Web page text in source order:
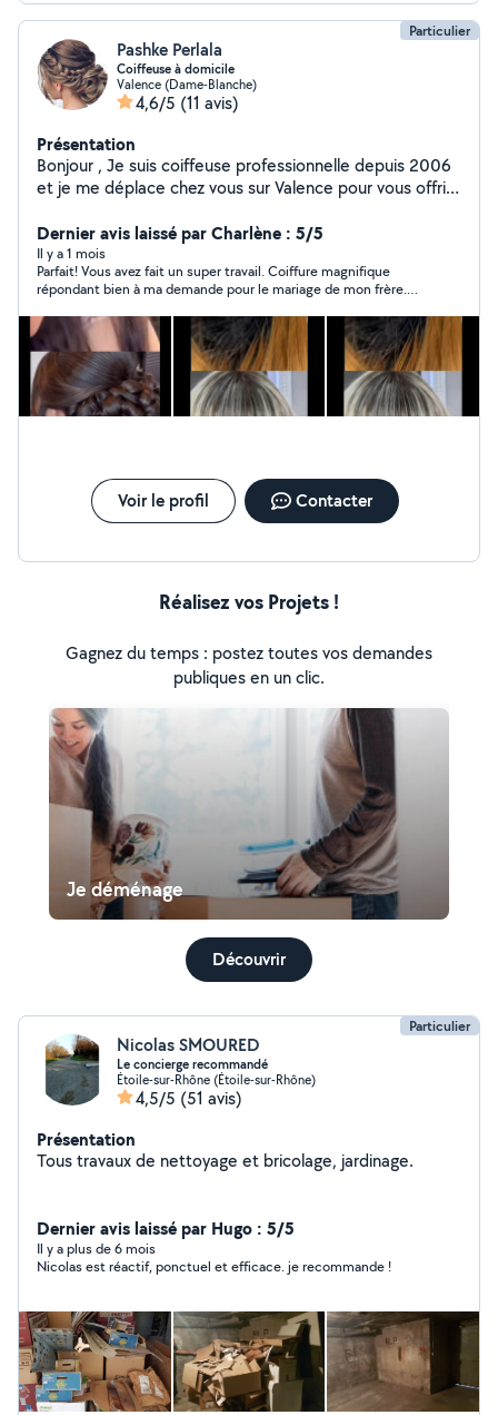
Particulier
Pashke Perlala
Coiffeuse à domicile
Valence (Dame-Blanche)
4,6/5 (11 avis)
Présentation
Bonjour , Je suis coiffeuse professionnelle depuis 2006
et je me déplace chez vous sur Valence pour vous offrir
une coupe, une coloration ou un style personnalisé et
Dernier avis laissé par Charlène : 5/5
Il y a 1 mois
Parfait! Vous avez fait un super travail. Coiffure magnifique
répondant bien à ma demande pour le mariage de mon frère.
recommande ++
Voir le profil Contacter
Réalisez vos Projets !
Gagnez du temps : postez toutes vos demandes
publiques en un clic.
Je déménage
Découvrir
Particulier
Nicolas SMOURED
Le concierge recommandé
Étoile-sur-Rhône (Étoile-sur-Rhône)
4,5/5 (51 avis)
Présentation
Tous travaux de nettoyage et bricolage, jardinage.
Dernier avis laissé par Hugo : 5/5
Il y a plus de 6 mois
Nicolas est réactif, ponctuel et efficace. je recommande !